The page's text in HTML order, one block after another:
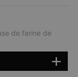
de farine de